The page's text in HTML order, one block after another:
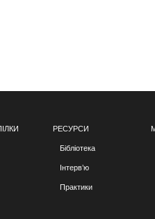
РЕСУРСИ
Бібліотека
Інтерв’ю
Практики